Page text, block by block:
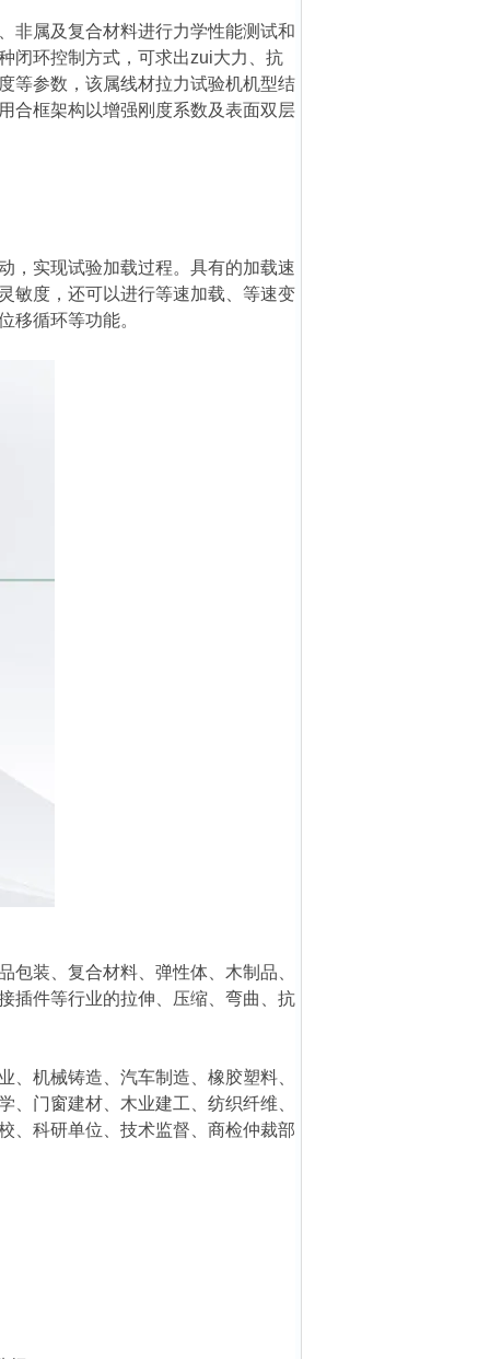
非属及复合材料进行力学性能测试和
闭环控制方式，可求出zui大力、抗
等参数，该属线材拉力试验机机型结
合框架构以增强刚度系数及表面双层
，实现试验加载过程。具有的加载速
敏度，还可以进行等速加载、等速变
移循环等功能。
包装、复合材料、弹性体、木制品、
插件等行业的拉伸、压缩、弯曲、抗
、机械铸造、汽车制造、橡胶塑料、
门窗建材、木业建工、纺织纤维、
、科研单位、技术监督、商检仲裁部